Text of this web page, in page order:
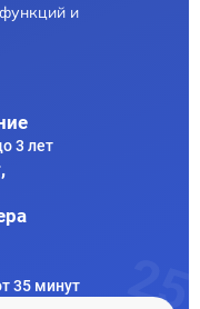
и
3 лет
35 минут